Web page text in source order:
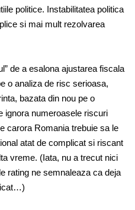
politice. Instabilitatea politica
si mai mult rezolvarea
de a esalona ajustarea fiscala
o analiza de risc serioasa,
bazata din nou pe o
ignora numeroasele riscuri
carora Romania trebuie sa le
atat de complicat si riscant
vreme. (Iata, nu a trecut nici
rating ne semnaleaza ca deja